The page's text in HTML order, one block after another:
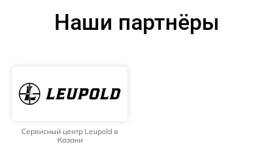
Наши партнёры
Сервисный центр Leupold в
Казани